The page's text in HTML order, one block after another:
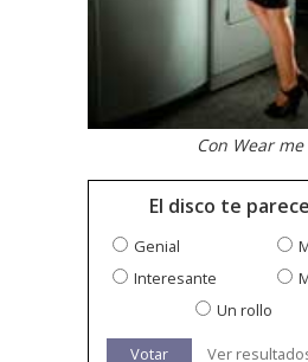
Con Wear
El disco te
Genial
Interesante
Un rollo
Votar Ver